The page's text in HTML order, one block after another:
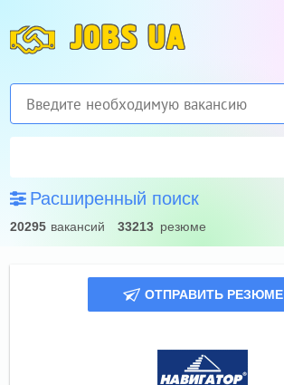
JOBS UA
Расширенный поиск
20295 вакансий 33213 резюме
ОТПРАВИТЬ РЕЗЮМЕ